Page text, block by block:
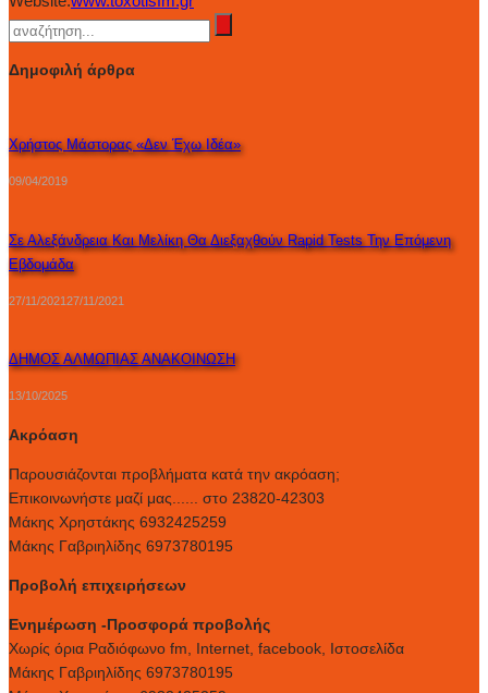
Δημοφιλή άρθρα
Χρήστος Μάστορας «Δεν Έχω Ιδέα»
09/04/2019
Σε Αλεξάνδρεια Και Μελίκη Θα Διεξαχθούν Rapid Tests Την Επόμενη
Εβδομάδα
27/11/202127/11/2021
ΔΗΜΟΣ ΑΛΜΩΠΙΑΣ ΑΝΑΚΟΙΝΩΣΗ
13/10/2025
Ακρόαση
Παρουσιάζονται προβλήματα κατά την ακρόαση;
Επικοινωνήστε μαζί μας...... στο 23820-42303
Μάκης Χρηστάκης 6932425259
Μάκης Γαβριηλίδης 6973780195
Προβολή επιχειρήσεων
Ενημέρωση -Προσφορά προβολής
Xωρίς όρια Ραδιόφωνο fm, Internet, facebook, Ιστοσελίδα
Μάκης Γαβριηλίδης 6973780195